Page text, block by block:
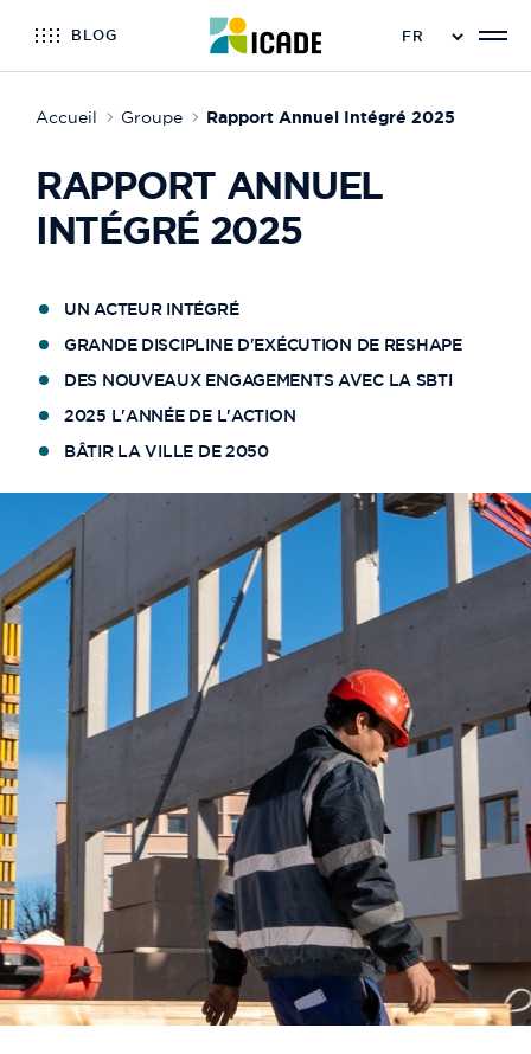
BLOG
Accueil Groupe Rapport Annuel Intégré 2025
RAPPORT ANNUEL
INTÉGRÉ 2025
UN ACTEUR INTÉGRÉ
GRANDE DISCIPLINE D'EXÉCUTION DE RESHAPE
DES NOUVEAUX ENGAGEMENTS AVEC LA SBTI
2025 L'ANNÉE DE L'ACTION
BÂTIR LA VILLE DE 2050